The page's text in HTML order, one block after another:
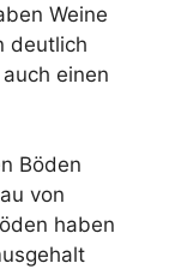
Weine
deutlich
einen
Böden
von
haben